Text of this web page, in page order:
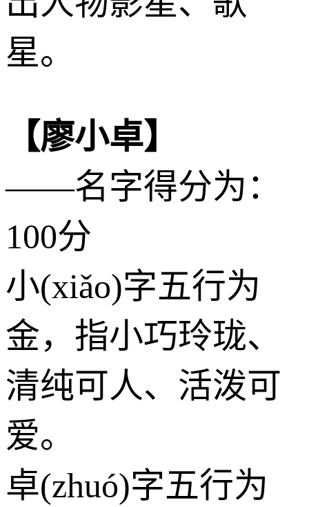
星。
【廖小卓】
——名字得分为：
100分
小(xiǎo)字五行为
金，指小巧玲珑、
清纯可人、活泼可
爱。
卓(zhuó)字五行为